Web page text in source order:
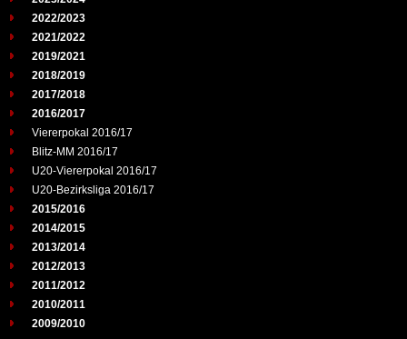
2022/2023
2021/2022
2019/2021
2018/2019
2017/2018
2016/2017
Viererpokal 2016/17
Blitz-MM 2016/17
U20-Viererpokal 2016/17
U20-Bezirksliga 2016/17
2015/2016
2014/2015
2013/2014
2012/2013
2011/2012
2010/2011
2009/2010